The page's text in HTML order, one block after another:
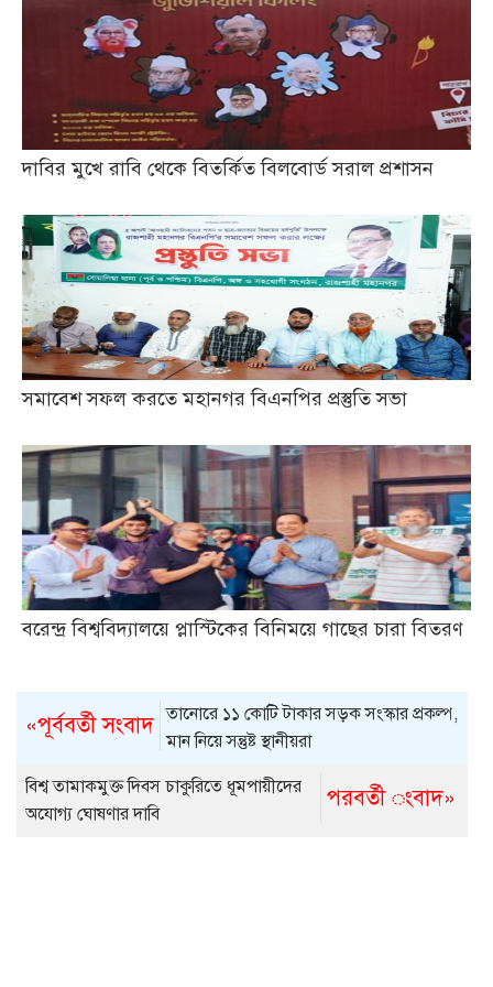
দাবির মুখে রাবি থেকে বিতর্কিত বিলবোর্ড সরাল প্রশাসন
সমাবেশ সফল করতে মহানগর বিএনপির প্রস্তুতি সভা
বরেন্দ্র বিশ্ববিদ্যালয়ে প্লাস্টিকের বিনিময়ে গাছের চারা বিতরণ
«পূর্ববর্তী সংবাদ তানোরে ১১ কোটি টাকার সড়ক সংস্কার প্রকল্প,
মান নিয়ে সন্তুষ্ট স্থানীয়রা
পরবর্তী ংবাদ»
বিশ্ব তামাকমুক্ত দিবস চাকুরিতে ধূমপায়ীদের
অযোগ্য ঘোষণার দাবি